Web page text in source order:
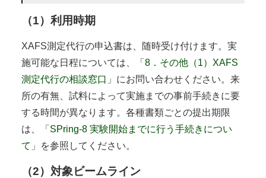
（1）利用時期
XAFS測定代行の申込書は、随時受け付けます。実
施可能な日程については、「 8．その他（1）XAFS
測定代行の相談窓口 」にお問い合わせください。来
所の有無、試料によって実施までの事前手続きに要
する時間が異なります。各種書類ごとの提出期限
は、「 SPring-8 実験開始までに行う手続きについ
て 」を参照してください。
（2）対象ビームライン